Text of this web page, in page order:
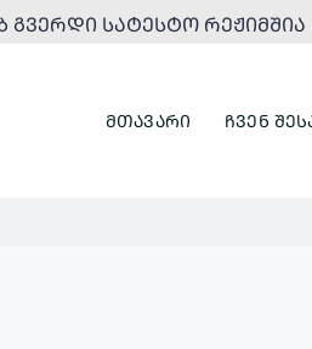
ᲒᲕᲔᲠᲓᲘ ᲡᲐᲢᲔᲡᲢᲝ ᲠᲔᲟᲘᲛᲨᲘᲐ
ᲛᲗᲐᲕᲐᲠᲘ ᲩᲕᲔᲜ